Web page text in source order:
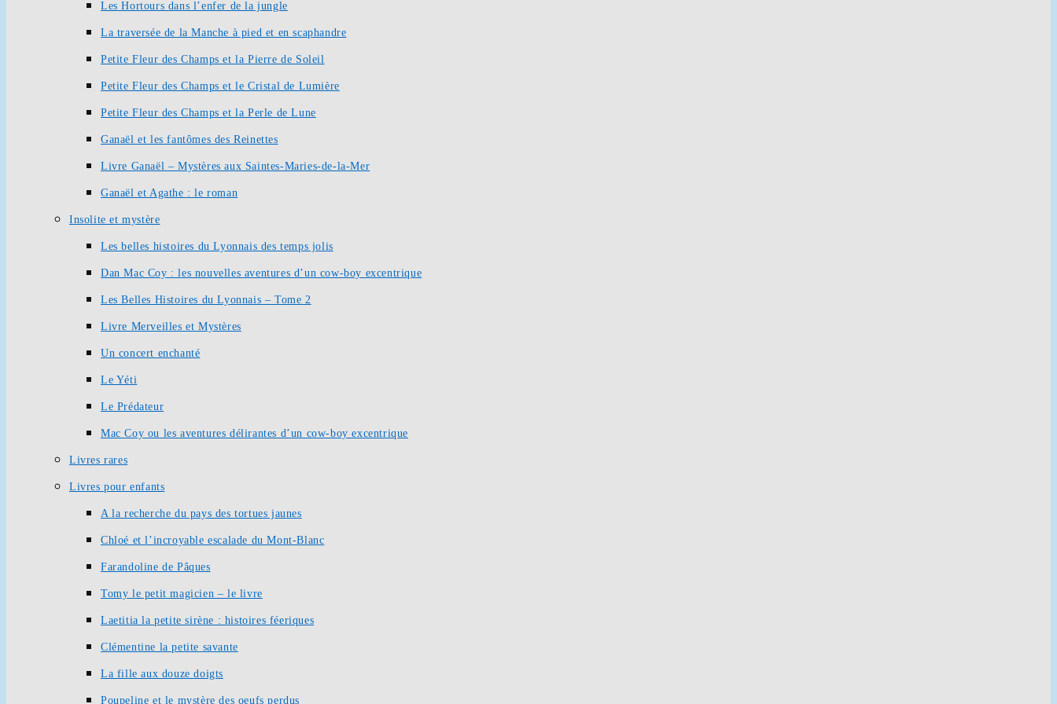
Les Hortours dans l’enfer de la jungle
La traversée de la Manche à pied et en scaphandre
Petite Fleur des Champs et la Pierre de Soleil
Petite Fleur des Champs et le Cristal de Lumière
Petite Fleur des Champs et la Perle de Lune
Ganaël et les fantômes des Reinettes
Livre Ganaël – Mystères aux Saintes-Maries-de-la-Mer
Ganaël et Agathe : le roman
Insolite et mystère
Les belles histoires du Lyonnais des temps jolis
Dan Mac Coy : les nouvelles aventures d’un cow-boy excentrique
Les Belles Histoires du Lyonnais – Tome 2
Livre Merveilles et Mystères
Un concert enchanté
Le Yéti
Le Prédateur
Mac Coy ou les aventures délirantes d’un cow-boy excentrique
Livres rares
Livres pour enfants
A la recherche du pays des tortues jaunes
Chloé et l’incroyable escalade du Mont-Blanc
Farandoline de Pâques
Tomy le petit magicien – le livre
Laetitia la petite sirène : histoires féeriques
Clémentine la petite savante
La fille aux douze doigts
Poupeline et le mystère des oeufs perdus